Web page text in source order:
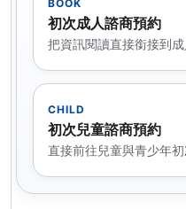
BOOK
初次成人諮商預約
把資訊閱讀直接銜接到成
CHILD
初次兒童諮商預約
直接前往兒童與青少年初